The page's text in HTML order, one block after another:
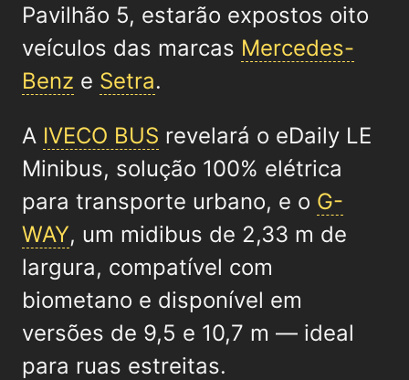
Pavilhão 5, estarão expostos oito
veículos das marcas Mercedes-
Benz e Setra.
A IVECO BUS revelará o eDaily LE
Minibus, solução 100% elétrica
para transporte urbano, e o G-
WAY, um midibus de 2,33 m de
largura, compatível com
biometano e disponível em
versões de 9,5 e 10,7 m — ideal
para ruas estreitas.